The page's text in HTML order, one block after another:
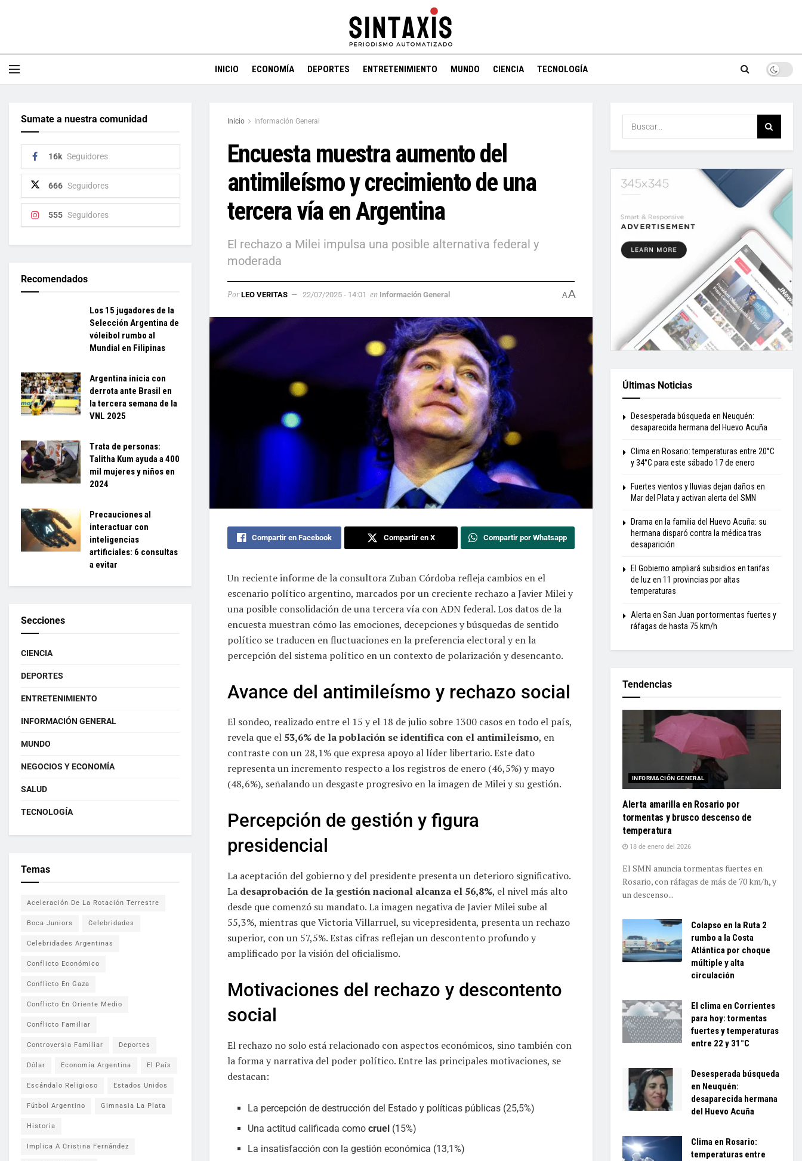
INICIO ECONOMÍA DEPORTES ENTRETENIMIENTO MUNDO CIENCIA TECNOLOGÍA
Inicio Información General
Encuesta muestra aumento del
antimileísmo y crecimiento de una
tercera vía en Argentina
El rechazo a Milei impulsa una posible alternativa federal y
moderada
Por LEO VERITAS 22/07/2025 - 14:01 en Información General AA
Compartir en Facebook Compartir en X Compartir por Whatsapp
Un reciente informe de la consultora Zuban Córdoba refleja cambios en el
escenario político argentino, marcados por un creciente rechazo a Javier Milei y
una posible consolidación de una tercera vía con ADN federal. Los datos de la
encuesta muestran cómo las emociones, decepciones y búsquedas de sentido
político se traducen en fluctuaciones en la preferencia electoral y en la
percepción del sistema político en un contexto de polarización y desencanto.
Avance del antimileísmo y rechazo social
El sondeo, realizado entre el 15 y el 18 de julio sobre 1300 casos en todo el país,
revela que el 53,6% de la población se identifica con el antimileísmo, en
contraste con un 28,1% que expresa apoyo al líder libertario. Este dato
representa un incremento respecto a los registros de enero (46,5%) y mayo
(48,6%), señalando un desgaste progresivo en la imagen de Milei y su gestión.
Percepción de gestión y figura
presidencial
La aceptación del gobierno y del presidente presenta un deterioro significativo.
La desaprobación de la gestión nacional alcanza el 56,8%, el nivel más alto
desde que comenzó su mandato. La imagen negativa de Javier Milei sube al
55,3%, mientras que Victoria Villarruel, su vicepresidenta, presenta un rechazo
superior, con un 57,5%. Estas cifras reflejan un descontento profundo y
amplificado por la visión del oficialismo.
Motivaciones del rechazo y descontento
social
El rechazo no solo está relacionado con aspectos económicos, sino también con
la forma y narrativa del poder político. Entre las principales motivaciones, se
destacan:
La percepción de destrucción del Estado y políticas públicas (25,5%)
Una actitud calificada comocruel (15%)
La insatisfacción con la gestión económica (13,1%)
Sumate a nuestra comunidad
16k Seguidores
666 Seguidores
555 Seguidores
Recomendados
Los 15 jugadores de la
Selección Argentina de
vóleibol rumbo al
Mundial en Filipinas
Argentina inicia con
derrota ante Brasil en
la tercera semana de la
VNL 2025
Trata de personas:
Talitha Kum ayuda a 400
mil mujeres y niños en
2024
Precauciones al
interactuar con
inteligencias
artificiales: 6 consultas
a evitar
Secciones
CIENCIA
DEPORTES
ENTRETENIMIENTO
INFORMACIÓN GENERAL
MUNDO
NEGOCIOS Y ECONOMÍA
SALUD
TECNOLOGÍA
Temas
Aceleración De La Rotación Terrestre
Boca Juniors Celebridades
Celebridades Argentinas
Conflicto Económico
Conflicto En Gaza
Conflicto En Oriente Medio
Conflicto Familiar
Controversia Familiar Deportes
Dólar Economía Argentina El País
Escándalo Religioso Estados Unidos
Fútbol Argentino Gimnasia La Plata
Historia
Implica A Cristina Fernández
Últimas Noticias
Desesperada búsqueda en Neuquén:
desaparecida hermana del Huevo Acuña
Clima en Rosario: temperaturas entre 20°C
y 34°C para este sábado 17 de enero
Fuertes vientos y lluvias dejan daños en
Mar del Plata y activan alerta del SMN
Drama en la familia del Huevo Acuña: su
hermana disparó contra la médica tras
desaparición
El Gobierno ampliará subsidios en tarifas
de luz en 11 provincias por altas
temperaturas
Alerta en San Juan por tormentas fuertes y
ráfagas de hasta 75 km/h
Tendencias
INFORMACIÓN GENERAL
Alerta amarilla en Rosario por
tormentas y brusco descenso de
temperatura
18 de enero del 2026
El SMN anuncia tormentas fuertes en
Rosario, con ráfagas de más de 70 km/h, y
un descenso...
Colapso en la Ruta 2
rumbo a la Costa
Atlántica por choque
múltiple y alta
circulación
El clima en Corrientes
para hoy: tormentas
fuertes y temperaturas
entre 22 y 31°C
Desesperada búsqueda
en Neuquén:
desaparecida hermana
del Huevo Acuña
Clima en Rosario:
temperaturas entre